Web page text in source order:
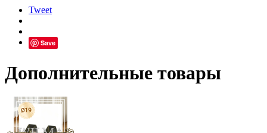
Tweet
Save
Дополнительные товары